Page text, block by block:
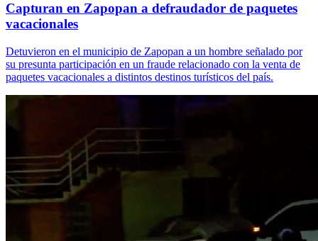
Capturan en Zapopan a defraudador de paquetes
vacacionales
Detuvieron en el municipio de Zapopan a un hombre señalado por
su presunta participación en un fraude relacionado con la venta de
paquetes vacacionales a distintos destinos turísticos del país.